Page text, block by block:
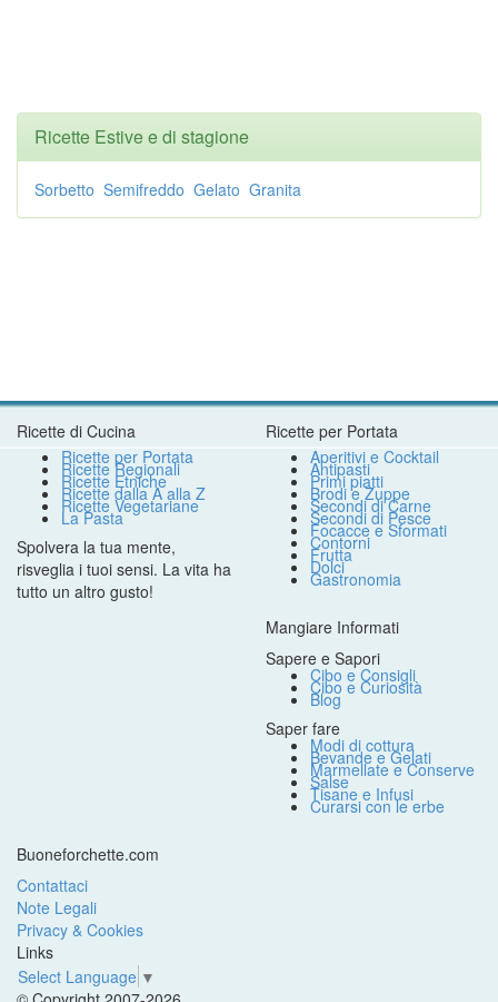
Ricette Estive e di stagione
Sorbetto Semifreddo Gelato Granita
Ricette di Cucina
Ricette per Portata
Ricette Regionali
Ricette Etniche
Ricette dalla A alla Z
Ricette Vegetariane
La Pasta
Spolvera la tua mente,
risveglia i tuoi sensi. La vita ha
tutto un altro gusto!
Ricette per Portata
Aperitivi e Cocktail
Antipasti
Primi piatti
Brodi e Zuppe
Secondi di Carne
Secondi di Pesce
Focacce e Sformati
Contorni
Frutta
Dolci
Gastronomia
Mangiare Informati
Sapere e Sapori
Cibo e Consigli
Cibo e Curiosità
Blog
Saper fare
Modi di cottura
Bevande e Gelati
Marmellate e Conserve
Salse
Tisane e Infusi
Curarsi con le erbe
Buoneforchette.com
Contattaci
Note Legali
Privacy & Cookies
Links
Select Language ▼